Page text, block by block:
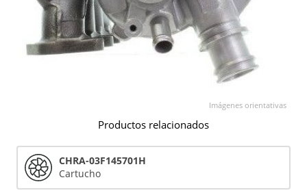
Imágenes orientativas
Productos relacionados
CHRA-03F145701H
Cartucho